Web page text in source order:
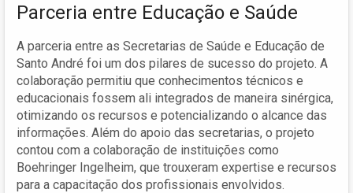
Parceria entre Educação e Saúde
A parceria entre as Secretarias de Saúde e Educação de
Santo André foi um dos pilares de sucesso do projeto. A
colaboração permitiu que conhecimentos técnicos e
educacionais fossem ali integrados de maneira sinérgica,
otimizando os recursos e potencializando o alcance das
informações. Além do apoio das secretarias, o projeto
contou com a colaboração de instituições como
Boehringer Ingelheim, que trouxeram expertise e recursos
para a capacitação dos profissionais envolvidos.